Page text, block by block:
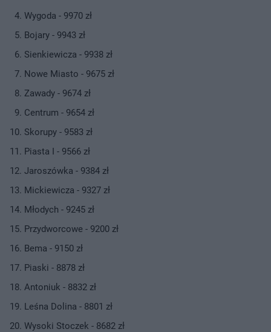
Wygoda - 9970 zł
Bojary - 9943 zł
Sienkiewicza - 9938 zł
Nowe Miasto - 9675 zł
Zawady - 9674 zł
Centrum - 9654 zł
Skorupy - 9583 zł
Piasta I - 9566 zł
Jaroszówka - 9384 zł
Mickiewicza - 9327 zł
Młodych - 9245 zł
Przydworcowe - 9200 zł
Bema - 9150 zł
Piaski - 8878 zł
Antoniuk - 8832 zł
Leśna Dolina - 8801 zł
Wysoki Stoczek - 8682 zł